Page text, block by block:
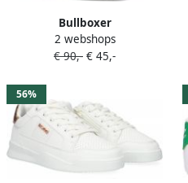
Bullboxer
AOP508E6L_WHPN Witte
sneaker Hoge sneaker hoge
kinder sneakers hoog
2 webshops
€ 90,- € 45,-
56%